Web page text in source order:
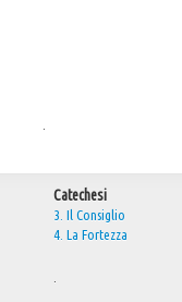
Catechesi
3. Il Consiglio
4. La Fortezza